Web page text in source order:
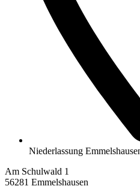
Niederlassung
Am Schulwald 1
56281 Emmelshausen